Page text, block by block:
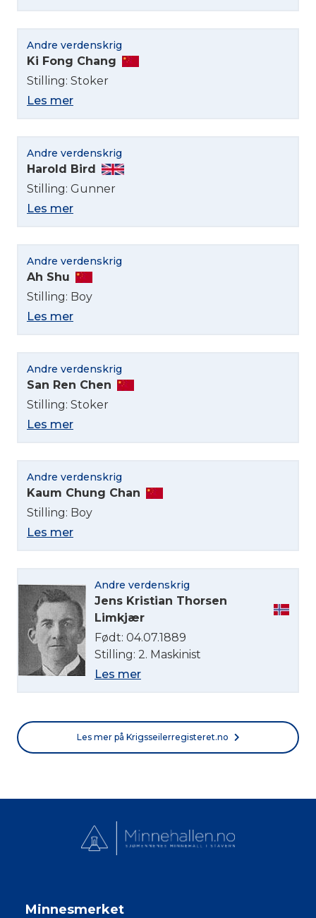
Andre verdenskrig
Ki Fong Chang
Stilling: Stoker
Les mer
Andre verdenskrig
Harold Bird
Stilling: Gunner
Les mer
Andre verdenskrig
Ah Shu
Stilling: Boy
Les mer
Andre verdenskrig
San Ren Chen
Stilling: Stoker
Les mer
Andre verdenskrig
Kaum Chung Chan
Stilling: Boy
Les mer
Andre verdenskrig
Jens Kristian Thorsen
Limkjær
Født: 04.07.1889
Stilling: 2. Maskinist
Les mer
Les mer på Krigsseilerregisteret.no
Minnesmerket